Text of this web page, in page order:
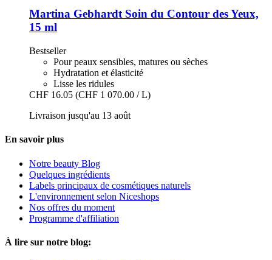
Martina GebhardtSoin du Contour des Yeux,
15 ml
Bestseller
Pour peaux sensibles, matures ou sèches
Hydratation et élasticité
Lisse les ridules
CHF 16.05 (CHF 1 070.00 / L)
Livraison jusqu'au 13 août
En savoir plus
Notre beauty Blog
Quelques ingrédients
Labels principaux de cosmétiques naturels
L'environnement selon Niceshops
Nos offres du moment
Programme d'affiliation
À lire sur notre blog: